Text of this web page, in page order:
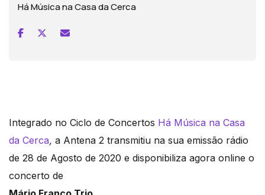
Há Música na Casa da Cerca
Integrado no Ciclo de Concertos Há Música na Casa
da Cerca, a Antena 2 transmitiu na sua emissão rádio
de 28 de Agosto de 2020 e disponibiliza agora online o
concerto de